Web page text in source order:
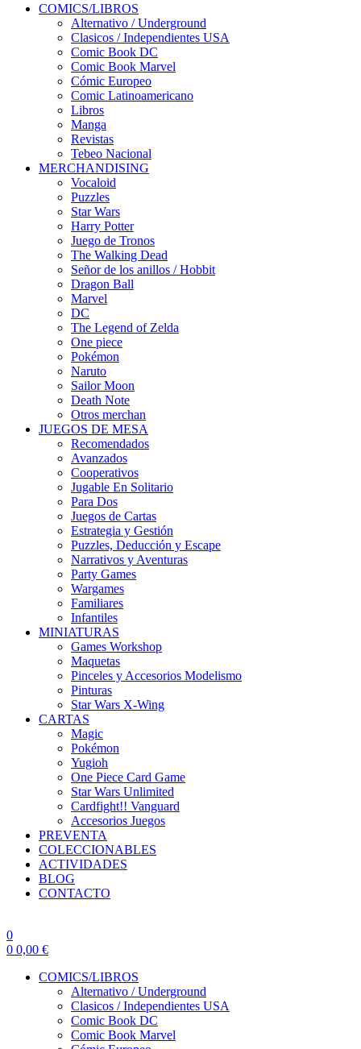
COMICS/LIBROS
Alternativo / Underground
Clasicos / Independientes USA
Comic Book DC
Comic Book Marvel
Cómic Europeo
Comic Latinoamericano
Libros
Manga
Revistas
Tebeo Nacional
MERCHANDISING
Vocaloid
Puzzles
Star Wars
Harry Potter
Juego de Tronos
The Walking Dead
Señor de los anillos / Hobbit
Dragon Ball
Marvel
DC
The Legend of Zelda
One piece
Pokémon
Naruto
Sailor Moon
Death Note
Otros merchan
JUEGOS DE MESA
Recomendados
Avanzados
Cooperativos
Jugable En Solitario
Para Dos
Juegos de Cartas
Estrategia y Gestión
Puzzles, Deducción y Escape
Narrativos y Aventuras
Party Games
Wargames
Familiares
Infantiles
MINIATURAS
Games Workshop
Maquetas
Pinceles y Accesorios Modelismo
Pinturas
Star Wars X-Wing
CARTAS
Magic
Pokémon
Yugioh
One Piece Card Game
Star Wars Unlimited
Cardfight!! Vanguard
Accesorios Juegos
PREVENTA
COLECCIONABLES
ACTIVIDADES
BLOG
CONTACTO
0
0 0,00 €
COMICS/LIBROS
Alternativo / Underground
Clasicos / Independientes USA
Comic Book DC
Comic Book Marvel